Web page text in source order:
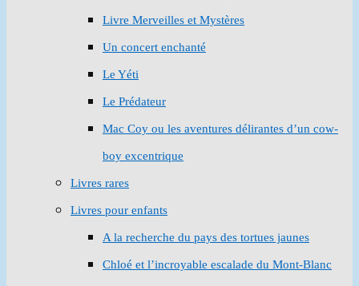
Livre Merveilles et Mystères
Un concert enchanté
Le Yéti
Le Prédateur
Mac Coy ou les aventures délirantes d’un cow-
boy excentrique
Livres rares
Livres pour enfants
A la recherche du pays des tortues jaunes
Chloé et l’incroyable escalade du Mont-Blanc